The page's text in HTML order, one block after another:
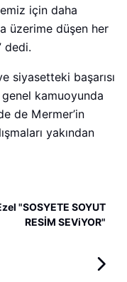
için daha
üzerime düşen her
dedi.
siyasetteki başarısı
genel kamuoyunda
de Mermer’in
yakından
"SOSYETE SOYUT
RESİM SEViYOR"